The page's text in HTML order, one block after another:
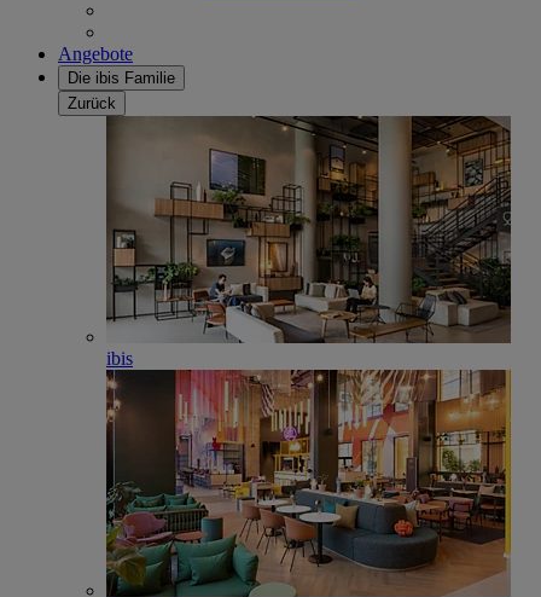
Angebote
Die ibis Familie
Zurück
ibis